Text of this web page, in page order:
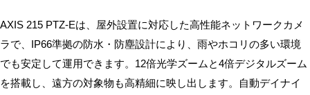
取
マ
ッ
ハ】
AXIS 215 PTZ-Eは、屋外設置に対応した高性能ネットワークカメ
ラで、IP66準拠の防水・防塵設計により、雨やホコリの多い環境
でも安定して運用できます。12倍光学ズームと4倍デジタルズーム
を搭載し、遠方の対象物も高精細に映し出します。自動デイナイ